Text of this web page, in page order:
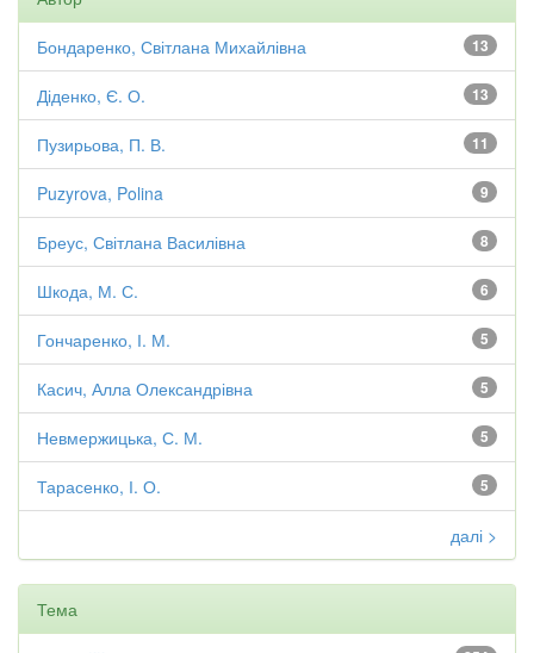
13
Бондаренко, Світлана Михайлівна
13
Діденко, Є. О.
11
Пузирьова, П. В.
9
Puzyrova, Polina
8
Бреус, Світлана Василівна
6
Шкода, М. С.
5
Гончаренко, І. М.
5
Касич, Алла Олександрівна
5
Невмержицька, С. М.
5
Тарасенко, І. О.
далі >
Тема